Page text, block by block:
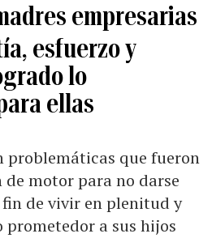
empresarias
esfuerzo y
lo
ellas
problemáticas que fueron
motor para no darse
de vivir en plenitud y
a sus hijos